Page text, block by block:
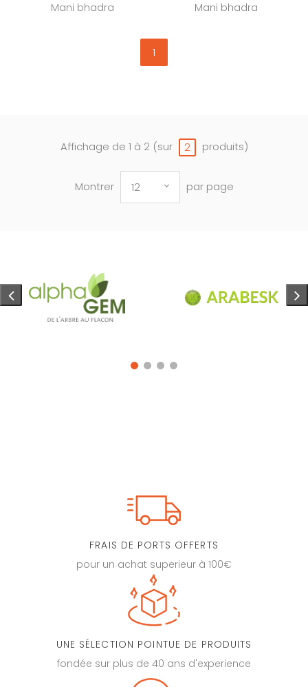
Mani bhadra Mani bhadra
1
Affichage de 1 à 2 (sur 2 produits)
Montrer 12 par page
FRAIS DE PORTS OFFERTS
pour un achat superieur à 100€
UNE SÉLECTION POINTUE DE PRODUITS
fondée sur plus de 40 ans d'experience